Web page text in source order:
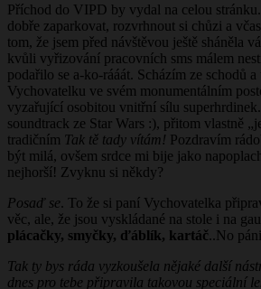
Příchod do VIPD by vydal na celou
dobře zaparkovat, rozvrhnout si chůzi a
tom, že jsem před návštěvou ještě sháněla
kvůli vyřizování pracovních sms málem
podařilo se a-ko-rááát. Scházím ze schodů
Vychovatelku ve svém monumentálním
vyzařující osobitou vnitřní sílu
soundtrack ze Star Wars :), přitom vlastně
tradičním Tak tě tady vítám! Pozdravím
být milá, ovšem srdce mi bije jako
nejhorší! Zvyknu si někdy?
Posaď se. To že si paní Vychovatelka
věc, ale, že jsou vyskládané na stole i na
plácačky, smyčky, ďáblík, kartáč..No
Tak ty bys ráda vyzkoušela nějaké další
dnes pro tebe připravila takovou speciální